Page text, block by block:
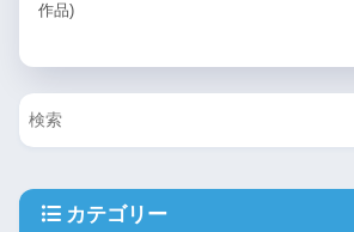
作品)
カテゴリー